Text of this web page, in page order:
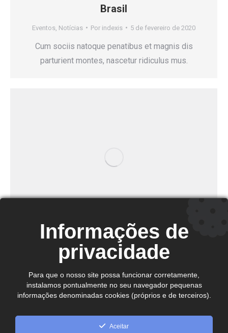
Brasil
Eventos Notícias Por indexis 5 de fevereiro de 2020
Cum sociis natoque penatibus et magnis dis
parturient montes, nascetur ridiculus mus.
CAMPANHAS CNDL DE 2020
Notícias
A Confederação Nacional de Dirigentes Lojistas
(CNDL) disponibiliza para todo o Sistema CNDL as
2020. Esse material poderá ser publicado nas
Informações de
privacidade
Para que o nosso site possa funcionar corretamente,
instalamos pontualmente no seu navegador pequenas
informações denominadas cookies (próprios e de terceiros).
Aceitar